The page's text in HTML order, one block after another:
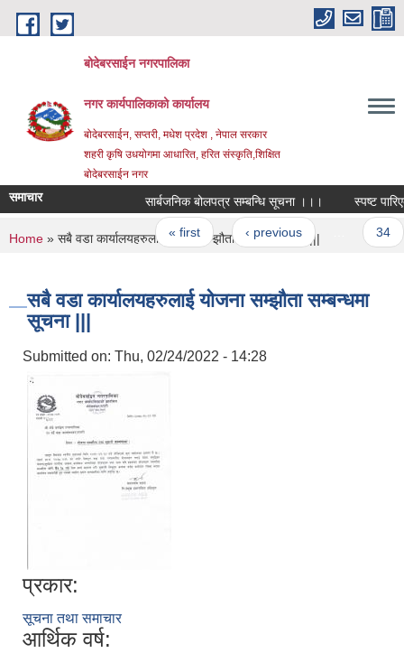
Skip to main content
बोदेबरसाईन नगरपालिका
नगर कार्यपालिकाको कार्यालय
बोदेबरसाईन, सप्तरी, मधेश प्रदेश , नेपाल सरकार
शहरी कृषि उधयोगमा आधारित, हरित संस्कृति,शिक्षित
बोदेबरसाईन नगर
समाचार सार्बजनिक बोलपत्र सम्बन्धि सूचना ।।। स्पष्ट
Pages
« first ‹ previous …
You are here
Home » सबै वडा कार्यालयहरुलाई योजना सम्झौता सम्बन्धमा सूचना |||
सबै वडा कार्यालयहरुलाई योजना सम्झौता सम्बन्धमा
सूचना |||
Submitted on: Thu, 02/24/2022 - 14:28
प्रकार:
सूचना तथा समाचार
आर्थिक वर्ष: